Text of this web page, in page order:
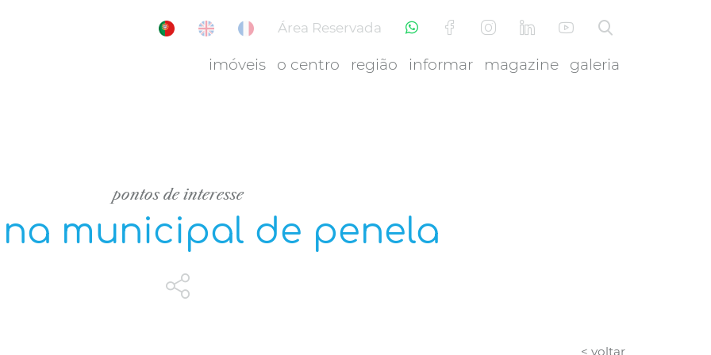
Área Reservada
imóveis o centro região informar magazine galeria
pontos de interesse
municipal de penela
< voltar